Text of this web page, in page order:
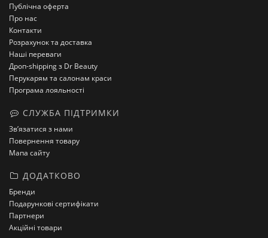
Публічна оферта
Про нас
Контакти
Розрахунок та доставка
Наші переваги
Дроп-shipping з Dr Beauty
Перукарям та салонам краси
Програма лояльності
СЛУЖБА ПІДТРИМКИ
Зв’язатися з нами
Повернення товару
Мапа сайту
ДОДАТКОВО
Бренди
Подарункові сертифікати
Партнери
Акційні товари